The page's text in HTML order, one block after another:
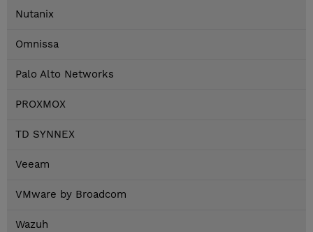
Nutanix
Omnissa
Palo Alto Networks
PROXMOX
TD SYNNEX
Veeam
VMware by Broadcom
Wazuh